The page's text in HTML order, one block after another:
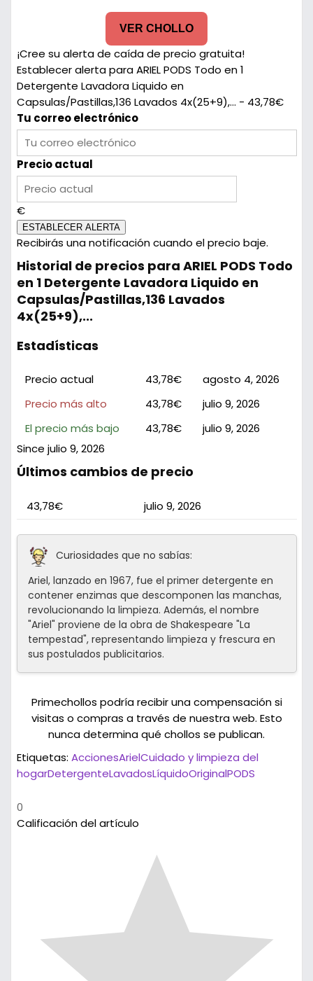
VER CHOLLO
¡Cree su alerta de caída de precio gratuita!
Establecer alerta para ARIEL PODS Todo en 1
Detergente Lavadora Liquido en
Capsulas/Pastillas,136 Lavados 4x(25+9),... - 43,78€
Tu correo electrónico
Precio actual
€
ESTABLECER ALERTA
Recibirás una notificación cuando el precio baje.
Historial de precios para ARIEL PODS Todo
en 1 Detergente Lavadora Liquido en
Capsulas/Pastillas,136 Lavados
4x(25+9),...
Estadísticas
Precio actual 43,78€
agosto 4, 2026
Precio más alto
43,78€
julio 9, 2026
El precio más bajo
43,78€
julio 9, 2026
Since julio 9, 2026
Últimos cambios de precio
43,78€ julio 9, 2026
Curiosidades que no sabías:
Ariel, lanzado en 1967, fue el primer detergente en
contener enzimas que descomponen las manchas,
revolucionando la limpieza. Además, el nombre
"Ariel" proviene de la obra de Shakespeare "La
tempestad", representando limpieza y frescura en
sus postulados publicitarios.
Primechollos podría recibir una compensación si
visitas o compras a través de nuestra web. Esto
nunca determina qué chollos se publican.
Etiquetas: AccionesArielCuidado y limpieza del
hogarDetergenteLavadosLíquidoOriginalPODS
0
Calificación del artículo